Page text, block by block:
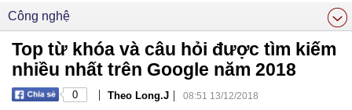
Công nghệ
Top từ khóa và câu hỏi được tìm kiếm
nhiều nhất trên Google năm 2018
0 | Theo Long.J | 08:51 13/12/2018